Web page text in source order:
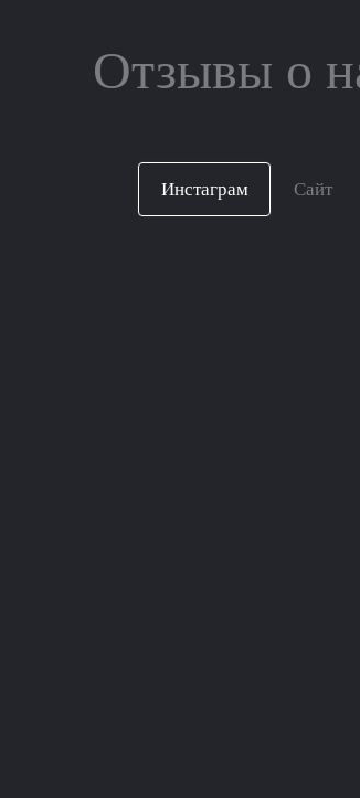
Отзывы о
Инстаграм Сайт